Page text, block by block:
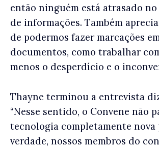
então ninguém está atrasado
de informações. Também
de podermos fazer marcações
documentos, como trabalhar
menos o desperdício e o
Thayne terminou a entrevista
“Nesse sentido, o Convene não
tecnologia completamente nova
verdade, nossos membros do